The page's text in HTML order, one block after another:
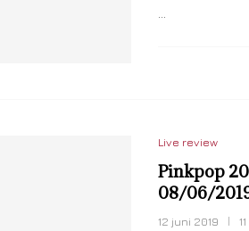
…
Live review
Pinkpop
08/06/
12 juni 2019